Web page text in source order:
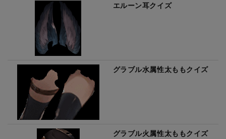
エルーン耳クイズ
グラブル水属性太ももクイズ
グラブル火属性太ももクイズ